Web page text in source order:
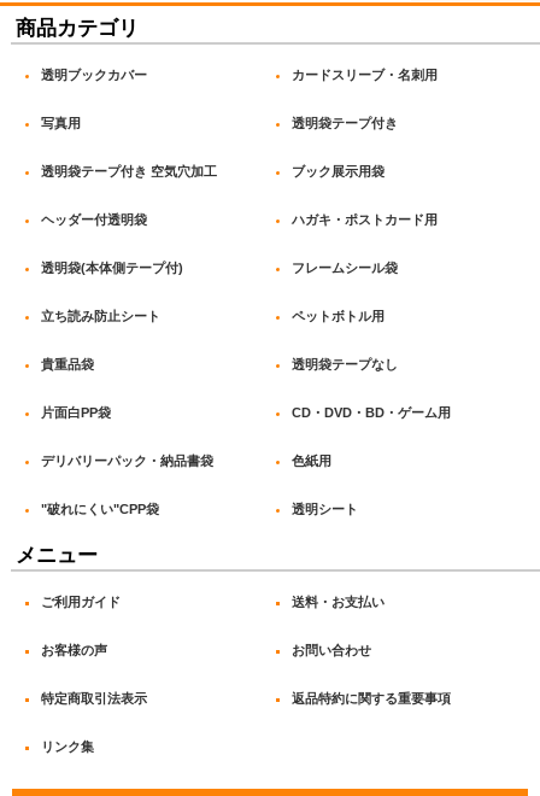
商品カテゴリ
透明ブックカバー カードスリーブ・名刺用
写真用 透明袋テープ付き
透明袋テープ付き 空気穴加工 ブック展示用袋
ヘッダー付透明袋 ハガキ・ポストカード用
透明袋(本体側テープ付) フレームシール袋
立ち読み防止シート ペットボトル用
貴重品袋 透明袋テープなし
片面白PP袋 CD・DVD・BD・ゲーム用
デリバリーパック・納品書袋 色紙用
"破れにくい"CPP袋 透明シート
メニュー
ご利用ガイド 送料・お支払い
お客様の声 お問い合わせ
特定商取引法表示 返品特約に関する重要事項
リンク集